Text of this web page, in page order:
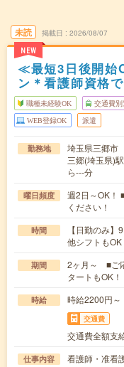
未読
NEW
掲載日 2026/08/07
≪最短3日後開始
ン＊看護師資格
職種未経験OK 交通費別
WEB登録OK 派遣
勤務地
埼玉県三郷市
三郷(埼玉県)
ら---分
曜日頻度
週2日～OK！
ください！
時間
【日勤のみ
他シフトも
期間
2ヶ月～ ■ご
タートもOK！
時給 時給2200円
交通費
交通費全額支
仕事内容
看護師・准看